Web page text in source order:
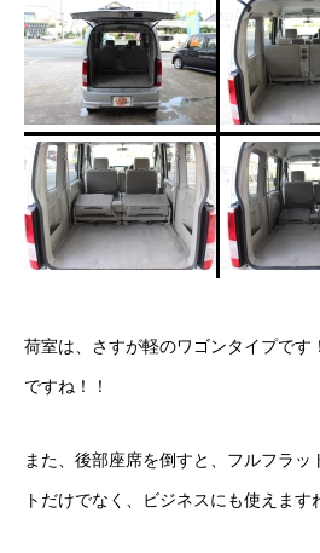
荷室は、さすが軽のワゴンタイプです
ですね！！
また、後部座席を倒すと、フルフラ
トだけでなく、ビジネスにも使えます